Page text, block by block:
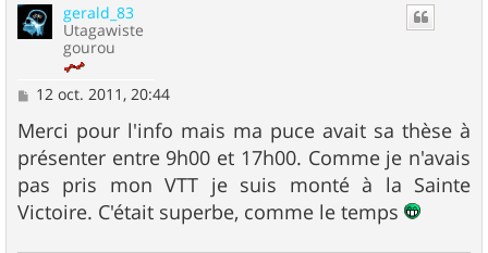
gerald_83
Utagawiste
gourou
M
s
s
a
g
e
12 oct. 2011, 20:44
Merci pour l'info mais ma puce avait sa thèse à
présenter entre 9h00 et 17h00. Comme je n'avais
pas pris mon VTT je suis monté à la Sainte
Victoire. C'était superbe, comme le temps